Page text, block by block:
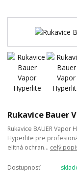
Rukavice Bauer
Rukavice BAUER
Hyperlite pre
elitná ochran... celý
Dostupnosť